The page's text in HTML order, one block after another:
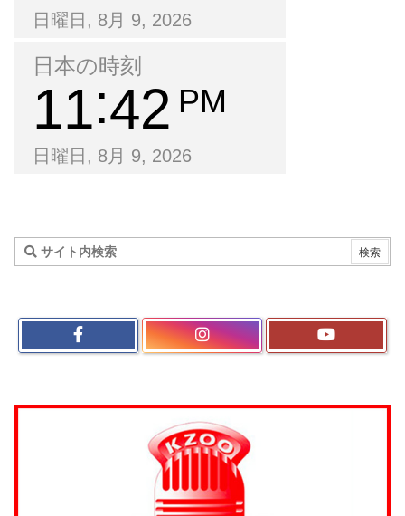
日曜日, 8月 9, 2026
日本の時刻
11 42 PM
日曜日, 8月 9, 2026